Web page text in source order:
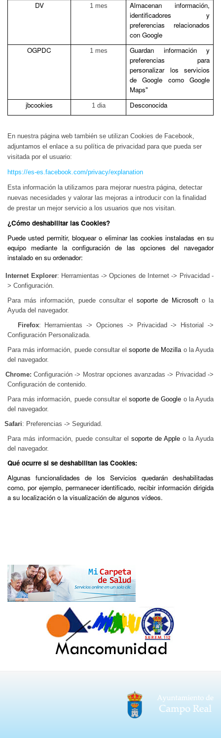
DV
1 mes
Almacenan información,
identificadores y
preferencias relacionados
con Google
OGPDC
1 mes
Guardan información y
preferencias para
personalizar los servicios
de Google como Google
Maps"
jbcookies
1 dia Desconocida
En nuestra página web también se utilizan Cookies de Facebook,
adjuntamos el enlace a su política de privacidad para que pueda ser
visitada por el usuario:
https://es-es.facebook.com/privacy/explanation
Esta información la utilizamos para mejorar nuestra página, detectar
nuevas necesidades y valorar las mejoras a introducir con la finalidad
de prestar un mejor servicio a los usuarios que nos visitan.
¿Cómo deshabilitar las Cookies?
Puede usted permitir, bloquear o eliminar las cookies instaladas en su
equipo mediante la configuración de las opciones del navegador
instalado en su ordenador:
Internet Explorer: Herramientas -> Opciones de Internet -> Privacidad -
> Configuración.
Para más información, puede consultar elsoporte de Microsoft o la
Ayuda del navegador.
Firefox: Herramientas -> Opciones -> Privacidad -> Historial ->
Configuración Personalizada.
Para más información, puede consultar elsoporte de Mozillao la Ayuda
del navegador.
Chrome: Configuración -> Mostrar opciones avanzadas -> Privacidad ->
Configuración de contenido.
Para más información, puede consultar elsoporte de Google o la Ayuda
del navegador.
Safari: Preferencias -> Seguridad.
Para más información, puede consultar el soporte de Apple o la Ayuda
del navegador.
Qué ocurre si se deshabilitan las Cookies:
Algunas funcionalidades de los Servicios quedarán deshabilitadas
como, por ejemplo, permanecer identificado, recibir información dirigida
a su localización o la visualización de algunos vídeos.